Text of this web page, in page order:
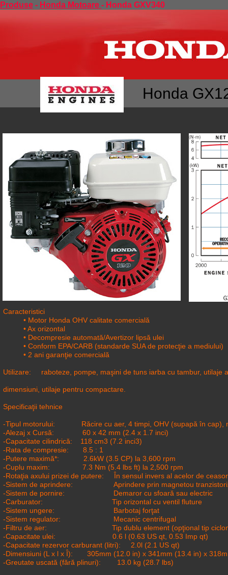
Honda
Caracteristici
• Motor Honda OHV calitate comercială
• Ax orizontal
• Decompresie automată/Avertizor lipsă ulei
• Conform EPA/CARB (standarde SUA de protecţie a mediului)
• 2 ani garanţie comercială
Utilizare: raboteze, pompe, maşini de tuns iarba cu tambur, utilaje
dimensiuni, utilaje pentru compactare.
Specificaţii tehnice
-Tipul motorului: Răcire cu aer, 4 timpi, OHV (supapă în cap),
-Alezaj x Cursă: 60 x 42 mm (2.4 x 1.7 inci)
-Capacitate cilindrică: 118 cm3 (7.2 inci3)
-Rata de compresie: 8.5 : 1
-Putere maximă*: 2.6kW (3.5 CP) la 3,600 rpm
-Cuplu maxim: 7.3 Nm (5.4 lbs ft) la 2,500 rpm
-Rotaţia axului prizei de putere: În sensul invers al acelor de
-Sistem de aprindere: Aprindere prin magnetou
-Sistem de pornire: Demaror cu sfoară sau electric
-Carburator: Tip orizontal cu ventil fluture
-Sistem ungere: Barbotaj forţat
-Sistem regulator: Mecanic centrifugal
-Filtru de aer: Tip dublu element (opţional tip
-Capacitate ulei: 0.6 l (0.63 US qt, 0.53 Imp qt)
-Capacitate rezervor carburant (litri): 2.0l (2.1 US qt)
-Dimensiuni (L x l x Î): 305mm (12.0 in) x 341mm (13.4 in) x
-Greutate uscată (fără plinuri): 13.0 kg (28.7 lbs)
Produse - Honda Motoare - Honda GXV340